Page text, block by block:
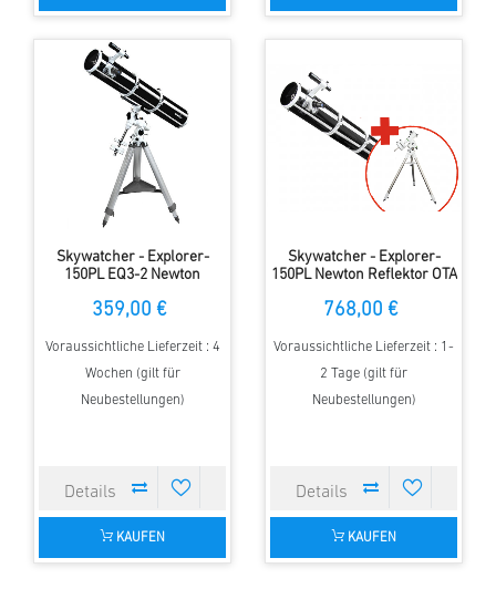
Skywatcher - Explorer-
150PL EQ3-2 Newton
359,00 €
Voraussichtliche Lieferzeit : 4
Wochen (gilt für
Neubestellungen)
KAUFEN
Skywatcher - Explorer-
150PL Newton Reflektor OTA
Montierung
768,00 €
Voraussichtliche Lieferzeit : 1-
2 Tage (gilt für
Neubestellungen)
KAUFEN